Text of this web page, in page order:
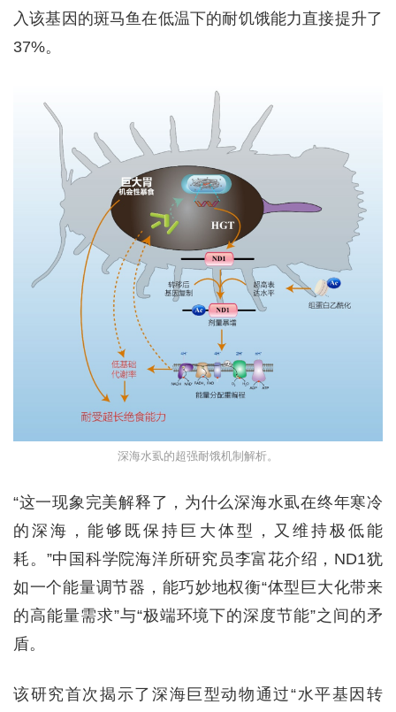
入该基因的斑马鱼在低温下的耐饥饿能力直接提升了
37%。
深海水虱的超强耐饿机制解析。
“这一现象完美解释了，为什么深海水虱在终年寒冷
的深海，能够既保持巨大体型，又维持极低能
耗。”中国科学院海洋所研究员李富花介绍，ND1犹
如一个能量调节器，能巧妙地权衡“体型巨大化带来
的高能量需求”与“极端环境下的深度节能”之间的矛
盾。
该研究首次揭示了深海巨型动物通过“水平基因转